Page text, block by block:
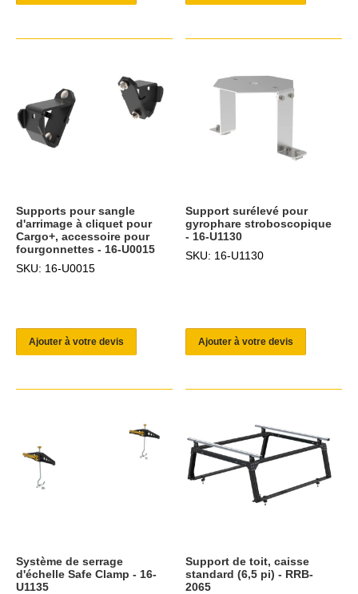
Supports pour sangle
d'arrimage à cliquet pour
Cargo+, accessoire pour
fourgonnettes - 16-U0015
SKU: 16-U0015
Ajouter à votre devis
Support surélevé pour
gyrophare stroboscopique
- 16-U1130
SKU: 16-U1130
Ajouter à votre devis
Système de serrage
d'échelle Safe Clamp - 16-
U1135
Support de toit, caisse
standard (6,5 pi) - RRB-
2065